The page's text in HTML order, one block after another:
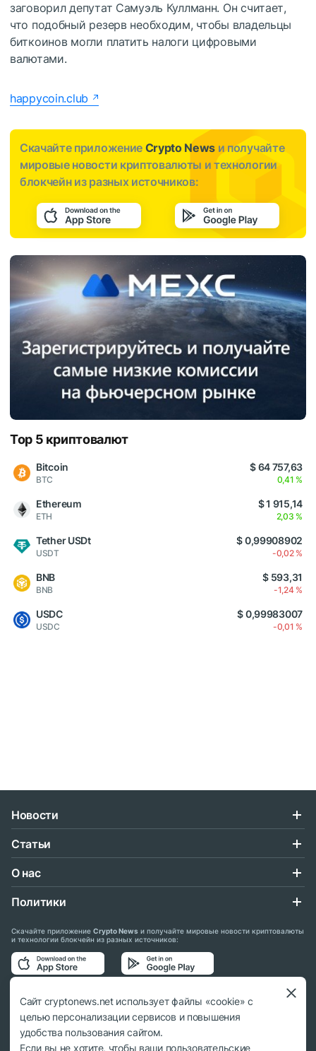
заговорил депутат Самуэль Куллманн. Он считает,
что подобный резерв необходим, чтобы владельцы
биткоинов могли платить налоги цифровыми
валютами.
happycoin.club
Скачайте приложение Crypto News и получайте
мировые новости криптовалюты и технологии
блокчейн из разных источников:
Top 5 криптовалют
Bitcoin
BTC
$ 64 757,63
0,41 %
Ethereum
ETH
$ 1 915,14
2,03 %
Tether USDt
USDT
$ 0,99908902
-0,02 %
BNB
BNB
$ 593,31
-1,24 %
USDC
USDC
$ 0,99983007
-0,01 %
Новости
Статьи
О нас
Политики
Скачайте приложение Crypto News и получайте мировые новости криптовалюты
и технологии блокчейн из разных источников:
Подписывайтесь на нас в социальных сетях:
Сайт cryptonews.net использует файлы «cookie» с
целью персонализации сервисов и повышения
удобства пользования сайтом.
Если вы не хотите, чтобы ваши пользовательские